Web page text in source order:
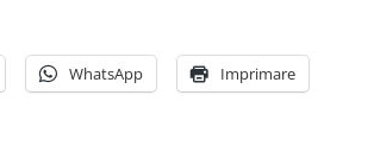
WhatsApp Imprimare